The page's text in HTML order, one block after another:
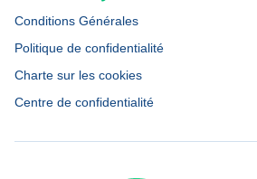
Conditions Générales
Politique de confidentialité
Charte sur les cookies
Centre de confidentialité